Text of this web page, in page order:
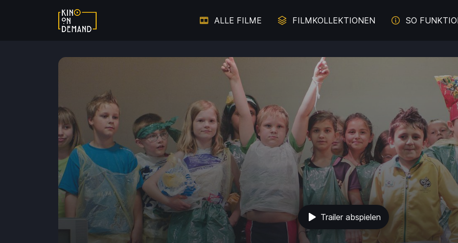
ALLE FILME FILMKOLLEKTIONEN SO
Verpasste Chancen Dem Verbrechen auf der Spur Juliette Binoche - Die
Thriller auf Leben und Tod Malerei im Film
Warm ums Herz - Die schönsten
Liebesfilme
Auf und Davon - Filme übers
Durchbrennen
Komödien mit
Hier spielt die Musik Dokus aus weiblicher Sicht Das Meer
Starke Frauen Filme für die ganze Familie Intelligente
Trailer abspielen